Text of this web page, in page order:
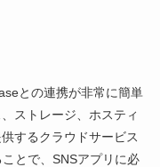
との連携が非常に簡単
ストレージ、ホスティ
するクラウドサービス
とで、SNSアプリに必